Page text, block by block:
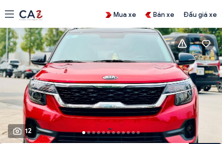
Mua xe Bán xe Đấu giá xe
12